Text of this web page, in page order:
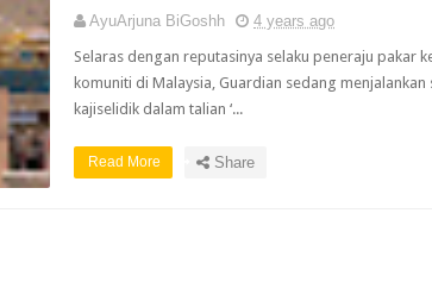
AyuArjuna BiGoshh
4 years ago
Selaras dengan reputasinya selaku peneraju pakar
komuniti di Malaysia, Guardian sedang menjalankan
kajiselidik dalam talian ‘...
Read More Share